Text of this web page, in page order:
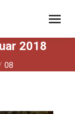
2018
08